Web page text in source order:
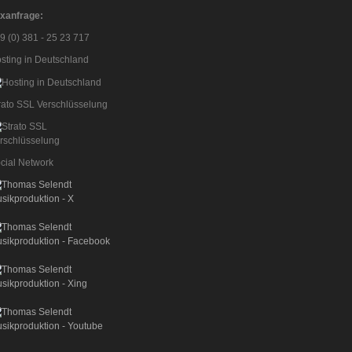
(0) 381 - 25 23 717
in Deutschland
SSL Verschlüsselung
Network